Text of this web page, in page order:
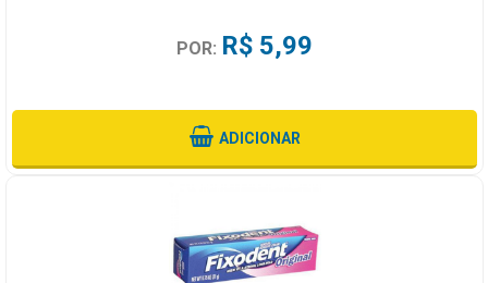
POR: R$ 5,99
ADICIONAR